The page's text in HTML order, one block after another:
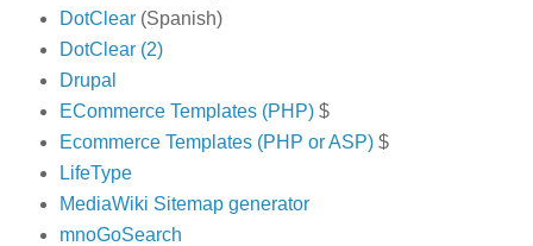
DotClear(Spanish)
DotClear (2)
Drupal
ECommerce Templates (PHP)$
Ecommerce Templates (PHP or ASP)$
LifeType
MediaWiki Sitemap generator
mnoGoSearch